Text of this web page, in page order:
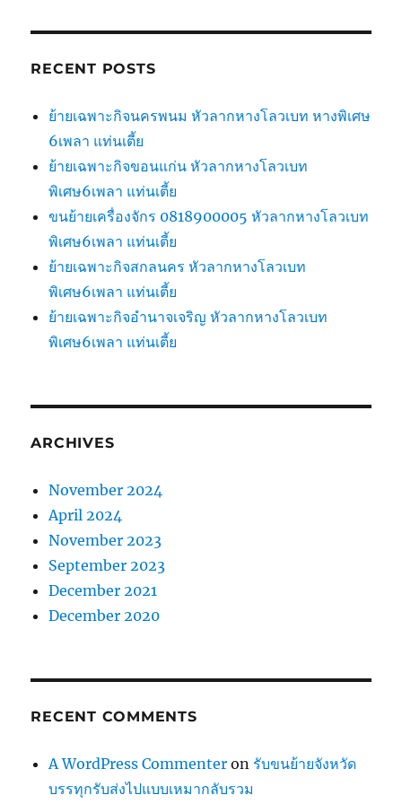
RECENT POSTS
ย้ายเฉพาะกิจนครพนม หัวลากหางโลวเบท หางพิเศษ
6เพลา แท่นเตี้ย
ย้ายเฉพาะกิจขอนแก่น หัวลากหางโลวเบท
พิเศษ6เพลา แท่นเตี้ย
ขนย้ายเครื่องจักร 0818900005 หัวลากหางโลวเบท
พิเศษ6เพลา แท่นเตี้ย
ย้ายเฉพาะกิจสกลนคร หัวลากหางโลวเบท
พิเศษ6เพลา แท่นเตี้ย
ย้ายเฉพาะกิจอำนาจเจริญ หัวลากหางโลวเบท
พิเศษ6เพลา แท่นเตี้ย
ARCHIVES
November 2024
April 2024
November 2023
September 2023
December 2021
December 2020
RECENT COMMENTS
A WordPress Commenter on รับขนย้ายจังหวัด
บรรทุกรับส่งไปแบบเหมากลับรวม